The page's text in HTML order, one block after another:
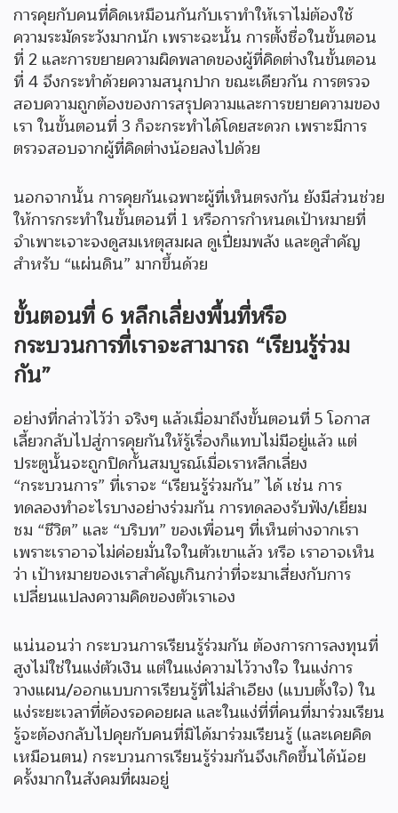
การคุยกับคนที่คิดเหมือนกันกับเราทำให้เราไม่ต้องใช้
ความระมัดระวังมากนัก เพราะฉะนั้น การตั้งชื่อในขั้นตอน
ที่ 2 และการขยายความผิดพลาดของผู้ที่คิดต่างในขั้นตอน
ที่ 4 จึงกระทำด้วยความสนุกปาก ขณะเดียวกัน การตรวจ
สอบความถูกต้องของการสรุปความและการขยายความของ
เรา ในขั้นตอนที่ 3 ก็จะกระทำได้โดยสะดวก เพราะมีการ
ตรวจสอบจากผู้ที่คิดต่างน้อยลงไปด้วย
นอกจากนั้น การคุยกันเฉพาะผู้ที่เห็นตรงกัน ยังมีส่วนช่วย
ให้การกระทำในขั้นตอนที่ 1 หรือการกำหนดเป้าหมายที่
จำเพาะเจาะจงดูสมเหตุสมผล ดูเปี่ยมพลัง และดูสำคัญ
สำหรับ “แผ่นดิน” มากขึ้นด้วย
ขั้นตอนที่ 6 หลีกเลี่ยงพื้นที่หรือ
กระบวนการที่เราจะสามารถ “เรียนรู้ร่วม
กัน”
อย่างที่กล่าวไว้ว่า จริงๆ แล้วเมื่อมาถึงขั้นตอนที่ 5 โอกาส
เลี้ยวกลับไปสู่การคุยกันให้รู้เรื่องก็แทบไม่มีอยู่แล้ว แต่
ประตูนั้นจะถูกปิดกั้นสมบูรณ์เมื่อเราหลีกเลี่ยง
“กระบวนการ” ที่เราจะ “เรียนรู้ร่วมกัน” ได้ เช่น การ
ทดลองทำอะไรบางอย่างร่วมกัน การทดลองรับฟัง/เยี่ยม
ชม “ชีวิต” และ “บริบท” ของเพื่อนๆ ที่เห็นต่างจากเรา
เพราะเราอาจไม่ค่อยมั่นใจในตัวเขาแล้ว หรือ เราอาจเห็น
ว่า เป้าหมายของเราสำคัญเกินกว่าที่จะมาเสี่ยงกับการ
เปลี่ยนแปลงความคิดของตัวเราเอง
แน่นอนว่า กระบวนการเรียนรู้ร่วมกัน ต้องการการลงทุนที่
สูงไม่ใช่ในแง่ตัวเงิน แต่ในแง่ความไว้วางใจ ในแง่การ
วางแผน/ออกแบบการเรียนรู้ที่ไม่ลำเอียง (แบบตั้งใจ) ใน
แง่ระยะเวลาที่ต้องรอคอยผล และในแง่ที่ที่คนที่มาร่วมเรียน
รู้จะต้องกลับไปคุยกับคนที่มิได้มาร่วมเรียนรู้ (และเคยคิด
เหมือนตน) กระบวนการเรียนรู้ร่วมกันจึงเกิดขึ้นได้น้อย
ครั้งมากในสังคมที่ผมอยู่